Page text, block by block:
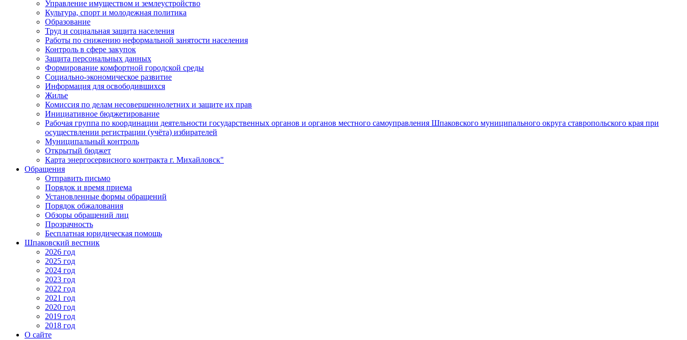
Управление имуществом и землеустройство
Культура, спорт и молодежная политика
Образование
Труд и социальная защита населения
Работы по снижению неформальной занятости населения
Контроль в сфере закупок
Защита персональных данных
Формирование комфортной городской среды
Социально-экономическое развитие
Информация для освободившихся
Жилье
Комиссия по делам несовершеннолетних и защите их прав
Инициативное бюджетирование
Рабочая группа по координации деятельности государственных органов и органов местного самоуправления Шпаковского муниципального округа ставропольского края при
осуществлении регистрации (учёта) избирателей
Муниципальный контроль
Открытый бюджет
Карта энергосервисного контракта г. Михайловск"
Обращения
Отправить письмо
Порядок и время приема
Установленные формы обращений
Порядок обжалования
Обзоры обращений лиц
Прозрачность
Бесплатная юридическая помощь
Шпаковский вестник
2026 год
2025 год
2024 год
2023 год
2022 год
2021 год
2020 год
2019 год
2018 год
О сайте